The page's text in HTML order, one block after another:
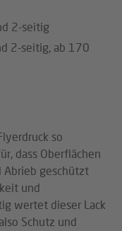
2-seitig
2-seitig, ab 170
so
dass Oberflächen
Abrieb geschützt
und
wertet dieser Lack
Schutz und